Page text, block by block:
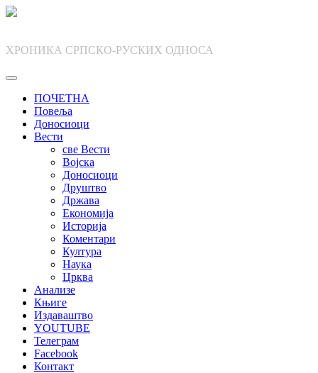
Skip
ХРОНИКА СРПСКО-РУСКИХ ОДНОСА
ПОЧЕТНА
Повеља
Доносиоци
Вести
све Вести
Војска
Доносиоци
Друштво
Држава
Економија
Историја
Коментари
Култура
Наука
Црква
Анализе
Књиге
Издаваштво
YOUTUBE
Телеграм
Facebook
Контакт